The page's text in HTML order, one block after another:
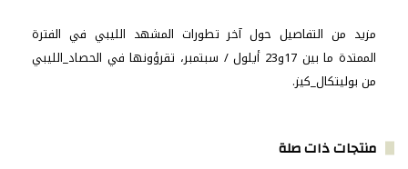
مزيد من التفاصيل حول آخر تطورات المشهد الليبي في الفترة
الممتدة ما بين 17و23 أيلول / سبتمبر، تقرؤونها في الحصاد_الليبي
من بوليتكال_كيز.
منتجات ذات صلة